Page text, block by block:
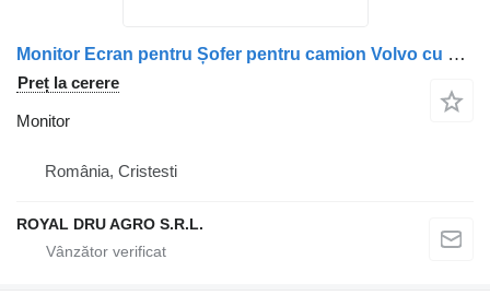
Monitor Ecran pentru Șofer pentru camion Volvo cu Conectori Ethernet și de Alimentare
Preț la cerere
Monitor
România, Cristesti
ROYAL DRU AGRO S.R.L.